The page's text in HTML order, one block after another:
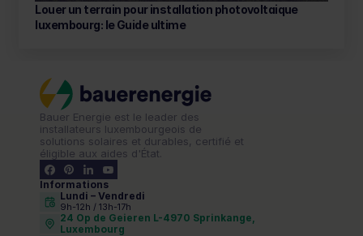
Louer un terrain pour installation photovoltaique
luxembourg: le Guide ultime
Bauer Energie est le leader des
installateurs luxembourgeois de
solutions solaires et durables, certifié et
éligible aux aides d'État.
Informations
Lundi – Vendredi
9h-12h / 13h-17h
24 Op de Geieren L-4970 Sprinkange,
Luxembourg